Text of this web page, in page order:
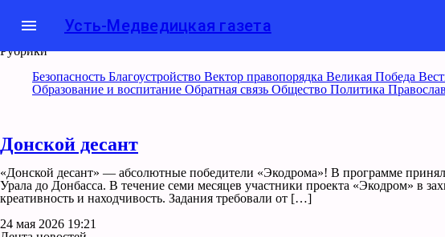
menu Усть-Медведицкая газета
Рубрики
Безопасность Благоустройство Вектор правопорядка Великая Победа
Образование и воспитание Обратная связь Общество Политика
Донской десант
«Донской десант» — абсолютные победители «Экодрома»! В программе
Урала до Донбасса. В течение семи месяцев участники проекта «Экодром» в
креативность и находчивость. Задания требовали от […]
24 мая 2026 19:21